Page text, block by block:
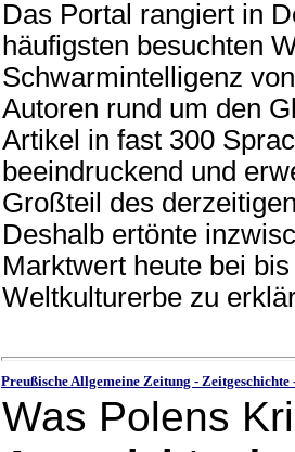
Das Portal rangiert in
häufigsten besuchten
Schwarmintelligenz
Autoren rund um den
Artikel in fast 300
beeindruckend und
Großteil des
Deshalb ertönte
Marktwert heute bei
Weltkulturerbe zu
Preußische Allgemeine Zeitung - Zeitgeschichte
Was Polens